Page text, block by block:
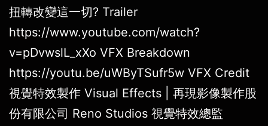
扭轉改變這一切? Trailer
https://www.youtube.com/watch?
v=pDvwslL_xXo VFX Breakdown
https://youtu.be/uWByTSufr5w VFX Credit
視覺特效製作 Visual Effects | 再現影像製作股
份有限公司 Reno Studios 視覺特效總監